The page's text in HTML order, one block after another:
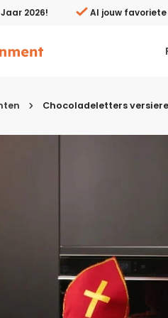
HEMA Waalwijk -
2026! Al jouw
tussengerechten
Chocoladeletters